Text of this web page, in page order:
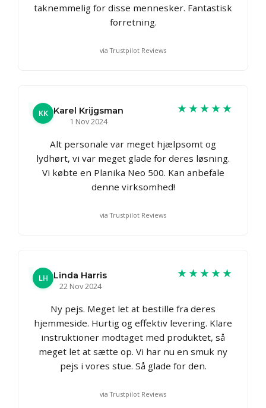
taknemmelig for disse mennesker. Fantastisk
forretning.
via Trustpilot Reviews
KK Karel Krijgsman
1 Nov 2024
★★★★★
Alt personale var meget hjælpsomt og
lydhørt, vi var meget glade for deres løsning.
Vi købte en Planika Neo 500. Kan anbefale
denne virksomhed!
via Trustpilot Reviews
LH
Linda Harris
22 Nov 2024
★★★★★
Ny pejs. Meget let at bestille fra deres
hjemmeside. Hurtig og effektiv levering. Klare
instruktioner modtaget med produktet, så
meget let at sætte op. Vi har nu en smuk ny
pejs i vores stue. Så glade for den.
via Trustpilot Reviews